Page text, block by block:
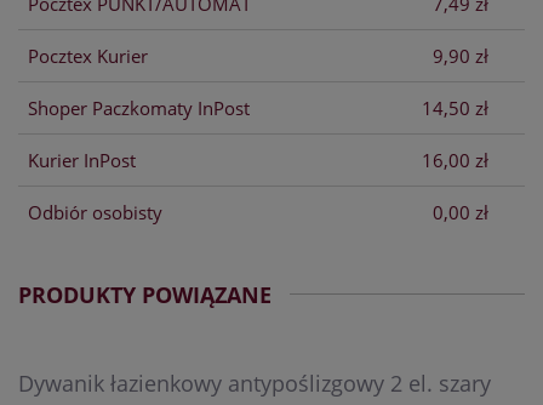
Pocztex Kurier 9,90 zł
Shoper Paczkomaty InPost 14,50 zł
Kurier InPost 16,00 zł
Odbiór osobisty 0,00 zł
PRODUKTY POWIĄZANE
Dywanik łazienkowy antypoślizgowy 2 el. szary